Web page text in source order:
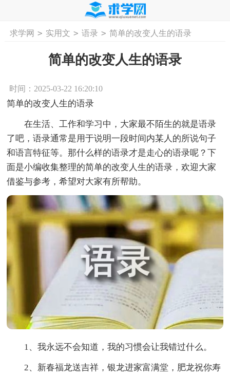
首页 工作计划 活动计划 学习计划
求学网 > 实用文 > 语录 > 简单的改变人生的语录
简单的改变人生的语录
时间：2025-03-22 16:20:10
简单的改变人生的语录
在生活、工作和学习中，大家最不陌生的就是语录
了吧，语录通常是用于说明一段时间内某人的所说句子
和语言特征等。那什么样的语录才是走心的语录呢？下
面是小编收集整理的简单的改变人生的语录，欢迎大家
借鉴与参考，希望对大家有所帮助。
1、我永远不会知道，我的习惯会让我错过什么。
2、新春福龙送吉祥，银龙进家富满堂，肥龙祝你寿